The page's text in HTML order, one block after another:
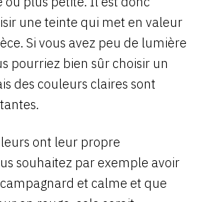
une teinte qui met en valeur
Si vous avez peu de lumière
pourriez bien sûr choisir un
des couleurs claires sont
ont leur propre
souhaitez par exemple avoir
et calme et que